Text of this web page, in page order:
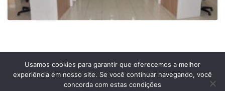
Prefeitura Municipal de Comendador Levy Gasparian
Est União Indústria, S/Nº, KM 131 Exposição, Comendador Levy Gasparian /RJ –
Usamos cookies para garantir que oferecemos a melhor
experiência em nosso site. Se você continuar navegando, você
concorda com estas condições